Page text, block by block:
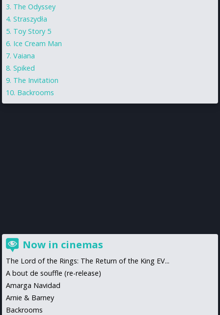
The Odyssey
Straszydła
Toy Story 5
Ice Cream Man
Vaiana
Spiked
The Invitation
Backrooms
Now in cinemas
The Lord of the Rings: The Return of the King EV...
A bout de souffle (re-release)
Amarga Navidad
Arnie & Barney
Backrooms